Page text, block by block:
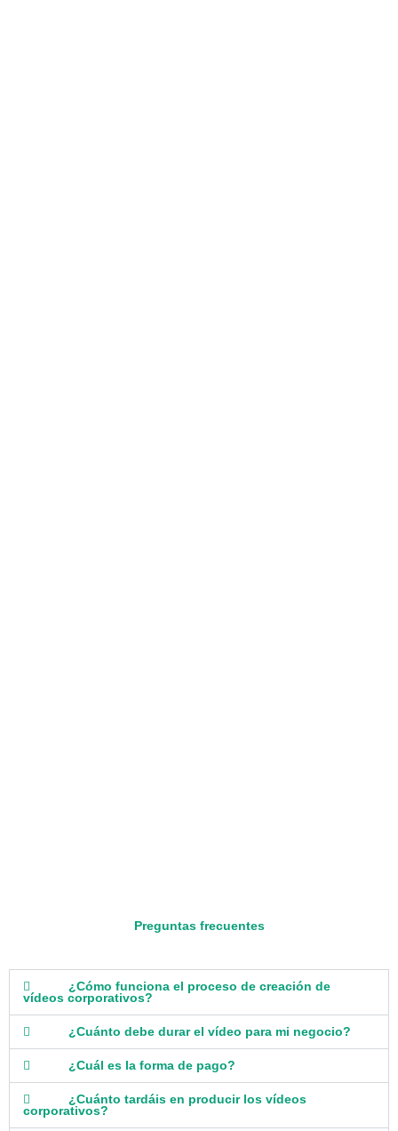
Preguntas frecuentes
¿Cómo funciona el proceso de creación de
vídeos corporativos?
¿Cuánto debe durar el vídeo para mi negocio?
¿Cuál es la forma de pago?
¿Cuánto tardáis en producir los vídeos
corporativos?